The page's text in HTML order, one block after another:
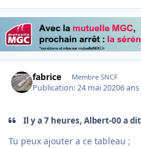
fabrice Membre SNCF
Publication:24 mai 20206 ans
Il y a 7 heures, Albert-00 a
Tu peux ajouter a ce tableau ;